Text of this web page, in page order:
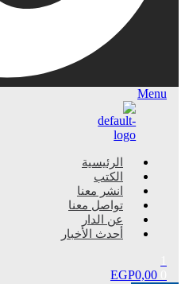
Menu
الرئيسية
الكتب
انشر معنا
تواصل معنا
عن الدار
أحدث الأخبار
EGP0,00